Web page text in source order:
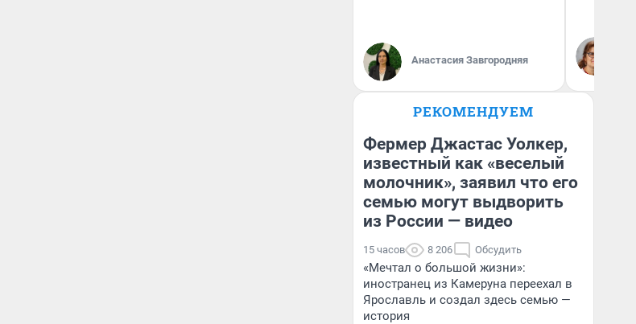
Анастасия Завгородняя
РЕКОМЕНДУЕМ
Фермер Джастас Уолкер,
известный как «веселый
молочник», заявил что его
семью могут выдворить
из России — видео
15 часов 8 206 Обсудить
«Мечтал о большой жизни»:
иностранец из Камеруна переехал в
Ярославль и создал здесь семью —
история